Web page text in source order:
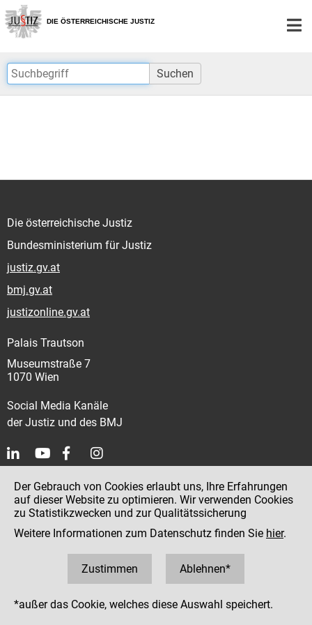
Zur
Hauptnavigation
[1]
Zum
Inhalt
[2]
DIE ÖSTERREICHISCHE JUSTIZ
Suchen
Die österreichische Justiz
Bundesministerium für Justiz
justiz.gv.at
bmj.gv.at
justizonline.gv.at
Palais Trautson
Museumstraße 7
1070 Wien
Social Media Kanäle
der Justiz und des BMJ
Impressum
Datenschutz
Barrierefreiheit
Hinweisgeber:innenplattform (für Mitarbeiter:innen)
Der Gebrauch von Cookies erlaubt uns, Ihre Erfahrungen
auf dieser Website zu optimieren. Wir verwenden Cookies
zu Statistikzwecken und zur Qualitätssicherung
Weitere Informationen zum Datenschutz finden Sie hier.
Zustimmen Ablehnen*
*außer das Cookie, welches diese Auswahl speichert.